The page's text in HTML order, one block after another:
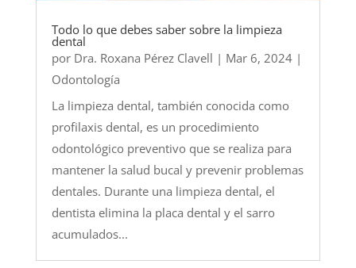
Todo lo que debes saber sobre la limpieza
dental
por Dra. Roxana Pérez Clavell | Mar 6, 2024|
Odontología
La limpieza dental, también conocida como
profilaxis dental, es un procedimiento
odontológico preventivo que se realiza para
mantener la salud bucal y prevenir problemas
dentales. Durante una limpieza dental, el
dentista elimina la placa dental y el sarro
acumulados...